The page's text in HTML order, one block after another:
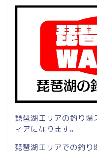
琵琶湖エリアの釣り
ィアになります。
琵琶湖エリアでの釣り